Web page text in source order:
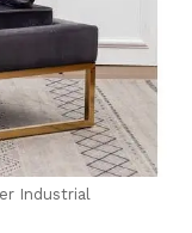
Industrial